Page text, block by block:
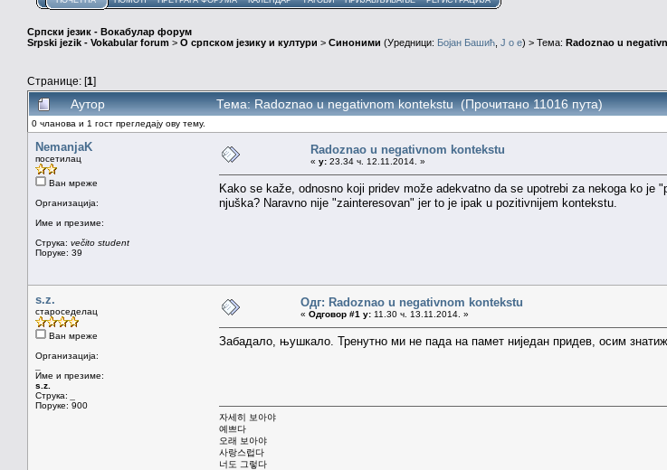
Српски језик - Вокабулар форум
Srpski jezik - Vokabular forum > О српском језику и култури > Синоними (Уредници: Бојан Башић J o e) > Тема: Radoznao u
Странице: [1]
Аутор Тема: Radoznao u negativnom kontekstu (Прочитано 11016 пута)
0 чланова и 1 гост прегледају ову тему.
NemanjaK
посетилац
Ван мреже
Организација:
Име и презиме:
Струка: večito student
Поруке: 39
Radoznao u negativnom kontekstu
« у: 23.34 ч. 12.11.2014. »
Kako se kaže, odnosno koji pridev može adekvatno da se upotrebi za nekoga ko
njuška? Naravno nije "zainteresovan" jer to je ipak u pozitivnijem kontekstu.
s.z.
староседелац
Ван мреже
Организација:
Име и презиме:
s.z.
Струка:
Поруке: 900
Одг: Radoznao u negativnom kontekstu
« Одговор #1 у: 11.30 ч. 13.11.2014. »
Забадало, њушкало. Тренутно ми не пада на памет ниједан придев, осим
자세히 보아야
예쁘다
오래 보아야
사랑스럽다
너도 그렇다